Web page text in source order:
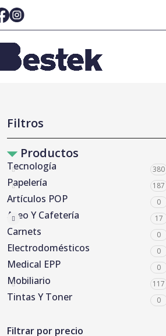
Filtros
Productos
Tecnología 380
Papelería 187
Artículos POP 0
Aseo Y Cafetería 17
Carnets 0
Electrodomésticos 0
Medical EPP 0
Mobiliario 117
Tintas Y Toner 0
Filtrar por precio